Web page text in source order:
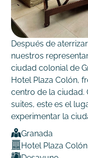
Después de
nuestros
ciudad colonial de
Hotel Plaza Colón,
centro de la ciudad.
suites, este es el
experimentar la
Granada
Hotel Plaza Colón